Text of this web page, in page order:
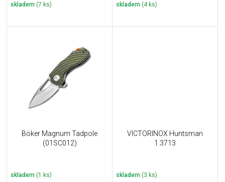
skladem (7 ks) skladem (4 ks)
Böker Magnum Tadpole
(01SC012)
skladem (1 ks)
VICTORINOX Huntsman
1.3713
skladem (3 ks)